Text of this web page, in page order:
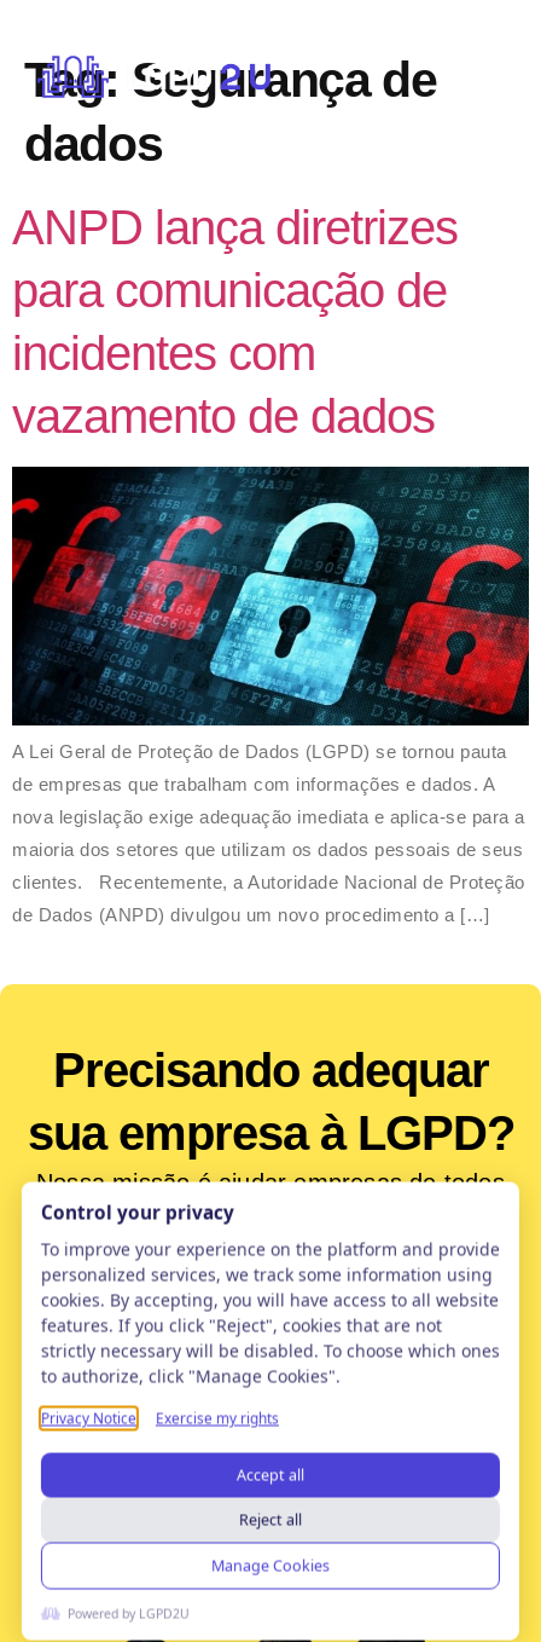
Tag: Segurança de
dados
ANPD lança diretrizes
para comunicação de
incidentes com
vazamento de dados
A Lei Geral de Proteção de Dados (LGPD) se tornou pauta
de empresas que trabalham com informações e dados. A
nova legislação exige adequação imediata e aplica-se para a
maioria dos setores que utilizam os dados pessoais de seus
clientes. Recentemente, a Autoridade Nacional de Proteção
de Dados (ANPD) divulgou um novo procedimento a […]
Precisando adequar
sua empresa à LGPD?
Nossa missão é ajudar empresas de todos
os portes a transformar a LGPD em um
diferencial competitivo sustentável
Falar Com Especialista